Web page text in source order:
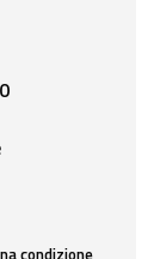
condizione